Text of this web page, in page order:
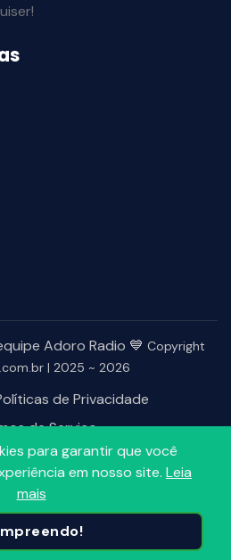
para garantir que você
em nosso site. Leia
mais
Adoro Radio 💙 Copyright
| 2025 ~ 2026
de Privacidade
de Serviço